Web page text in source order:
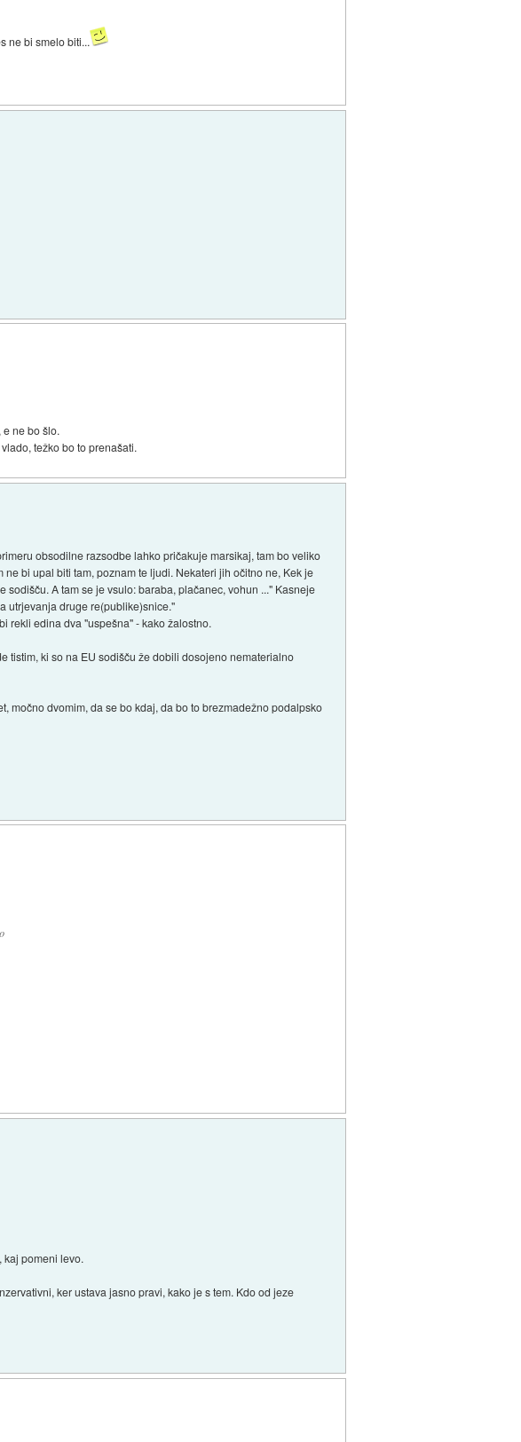
ne bi smelo biti...
ne bo šlo.
težko bo to prenašati.
obsodilne razsodbe lahko pričakuje marsikaj, tam bo veliko
bi upal biti tam, poznam te ljudi. Nekateri jih očitno ne, Kek je
A tam se je vsulo: baraba, plačanec, vohun ..." Kasneje
utrjevanja druge re(publike)snice."
rekli edina dva "uspešna" - kako žalostno.
tistim, ki so na EU sodišču že dobili dosojeno nematerialno
močno dvomim, da se bo kdaj, da bo to brezmadežno podalpsko
kaj pomeni levo.
ker ustava jasno pravi, kako je s tem. Kdo od jeze